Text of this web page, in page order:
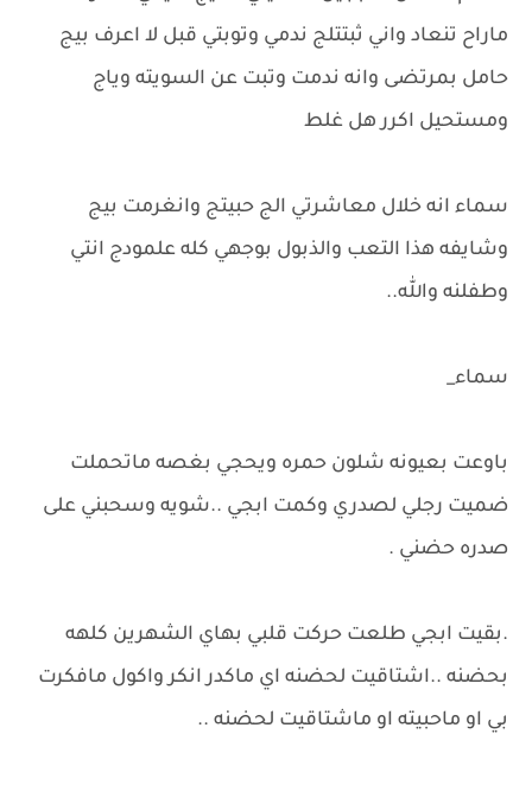
ماراح تنعاد واني ثبتتلج ندمي وتوبتي قبل لا اعرف بيج
حامل بمرتضى وانه ندمت وتبت عن السويته وياج
ومستحيل اكرر هل غلط
سماء انه خلال معاشرتي الج حبيتج وانغرمت بيج
وشايفه هذا التعب والذبول بوجهي كله علمودج انتي
وطفلنه والله..
سماء_
باوعت بعيونه شلون حمره ويحجي بغصه ماتحملت
ضميت رجلي لصدري وكمت ابجي ..شويه وسحبني على
صدره حضني .
.بقيت ابجي طلعت حركت قلبي بهاي الشهرين كلهه
بحضنه ..اشتاقيت لحضنه اي ماكدر انكر واكول مافكرت
بي او ماحبيته او ماشتاقيت لحضنه ..